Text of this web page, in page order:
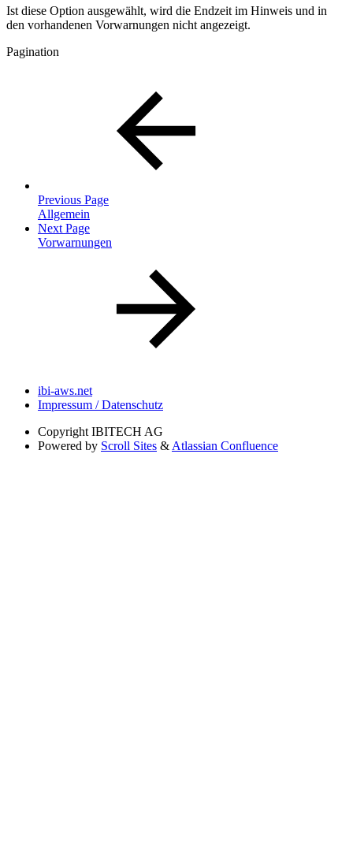
Ist diese Option ausgewählt, wird die Endzeit im Hinweis und in
den vorhandenen Vorwarnungen nicht angezeigt.
Pagination
Previous Page
Allgemein
Next Page
Vorwarnungen
ibi-aws.net
Impressum / Datenschutz
Copyright IBITECH AG
Powered by Scroll Sites & Atlassian Confluence